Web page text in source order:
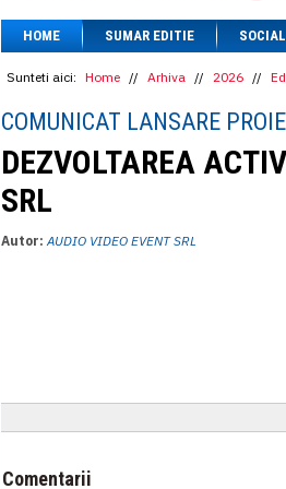
HOME SUMAR EDITIE SOCIAL
Sunteti aici: Home // Arhiva // 2026 //
COMUNICAT LANSARE
DEZVOLTAREA
SRL
Autor:AUDIO VIDEO EVENT SRL
Comentarii